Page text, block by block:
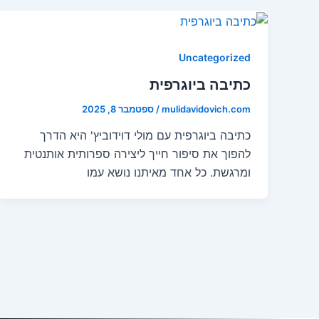
Uncategorized
כתיבה ביוגרפית
mulidavidovich.com
/ ספטמבר 8, 2025
כתיבה ביוגרפית עם מולי דוידוביץ' היא הדרך
להפוך את סיפור חייך ליצירה ספרותית אותנטית
ומרגשת. כל אחד מאיתנו נושא עמו